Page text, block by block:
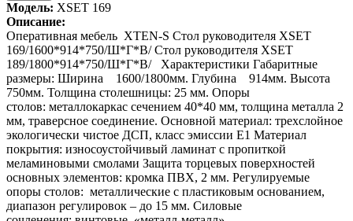
Модель: XSET 169
Описание:
Оперативная мебель XTEN-S Стол руководителя XSET
169/1600*914*750/Ш*Г*В/ Стол руководителя XSET
189/1800*914*750/Ш*Г*В/ Характеристики Габаритные
размеры: Ширина 1600/1800мм. Глубина 914мм. Высота
750мм. Толщина столешницы: 25 мм. Опоры
столов: металлокаркас сечением 40*40 мм, толщина металла 2
мм, траверсное соединение. Основной материал: трехслойное
экологически чистое ДСП, класс эмиссии Е1 Материал
покрытия: износоустойчивый ламинат с пропиткой
меламиновыми смолами Защита торцевых поверхностей
основных элементов: кромка ПВХ, 2 мм. Регулируемые
опоры столов: металлические с пластиковым основанием,
диапазон регулировок – до 15 мм. Силовые